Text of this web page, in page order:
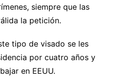
siempre que las
la petición.
tipo de visado se les
por cuatro años y
en EEUU.